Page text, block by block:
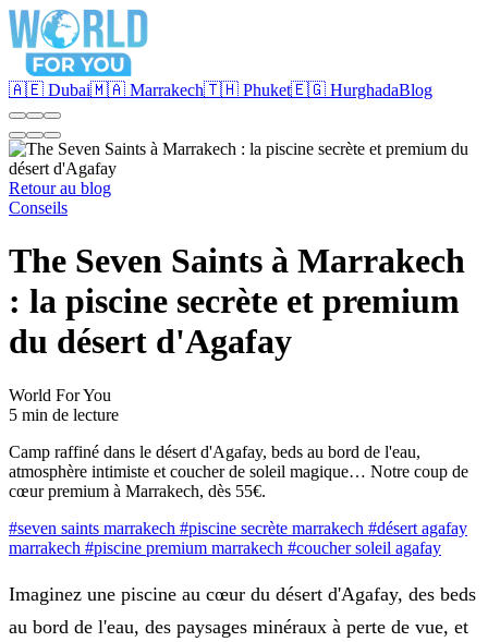
🇦🇪 Dubai🇲🇦 Marrakech🇹🇭 Phuket🇪🇬 HurghadaBlog
Retour au blog
Conseils
The Seven Saints à Marrakech
: la piscine secrète et premium
du désert d'Agafay
World For You
5 min de lecture
Camp raffiné dans le désert d'Agafay, beds au bord de l'eau,
atmosphère intimiste et coucher de soleil magique… Notre coup de
cœur premium à Marrakech, dès 55€.
#seven saints marrakech #piscine secrète marrakech #désert agafay
marrakech #piscine premium marrakech #coucher soleil agafay
Imaginez une piscine au cœur du désert d'Agafay, des beds
au bord de l'eau, des paysages minéraux à perte de vue, et